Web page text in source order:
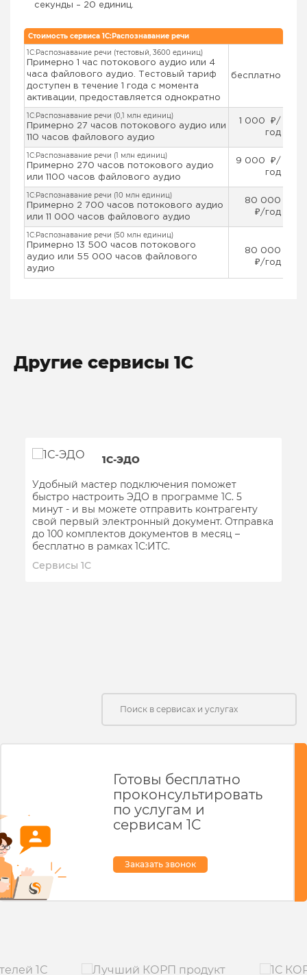
секунды – 20 единиц.
Стоимость сервиса 1С:Распознавание речи
1С:Распознавание речи (тестовый, 3600 единиц)
Примерно 1 час потокового аудио или 4
часа файлового аудио. Тестовый тариф
доступен в течение 1 года с момента
активации, предоставляется однократно
бесплатно
1С:Распознавание речи (0,1 млн единиц)
Примерно 27 часов потокового аудио или
110 часов файлового аудио
1 000 ₽/
год
1С:Распознавание речи (1 млн единиц)
Примерно 270 часов потокового аудио
или 1100 часов файлового аудио
9 000 ₽/
год
1С:Распознавание речи (10 млн единиц)
Примерно 2 700 часов потокового аудио
или 11 000 часов файлового аудио
80 000
₽/год
1С:Распознавание речи (50 млн единиц)
Примерно 13 500 часов потокового
аудио или 55 000 часов файлового
аудио
80 000
₽/год
Другие сервисы 1С
1С-ЭДО
Удобный мастер подключения поможет
быстро настроить ЭДО в программе 1С. 5
минут - и вы можете отправить контрагенту
свой первый электронный документ. Отправка
до 100 комплектов документов в месяц –
бесплатно в рамках 1С:ИТС.
Сервисы 1С
Готовы бесплатно
проконсультировать
по услугам и
сервисам 1С
Заказать звонок